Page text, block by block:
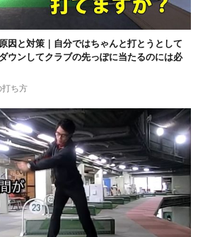
因と対策｜自分ではちゃんと打とうとして
ウンしてクラブの先っぽに当たるのには必
打ち方